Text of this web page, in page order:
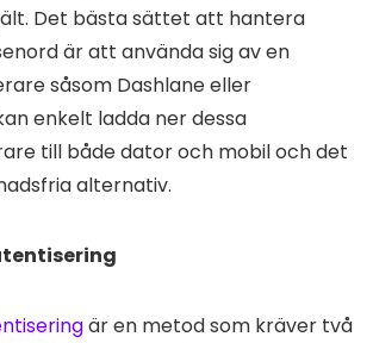
Det bästa sättet att hantera
är att använda sig av en
såsom Dashlane eller
enkelt ladda ner dessa
till både dator och mobil och det
alternativ.
är en metod som kräver två